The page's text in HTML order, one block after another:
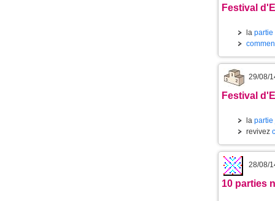
Festival
la partie
29/08/
Festival
la partie
revivez
28/08/
10 parties